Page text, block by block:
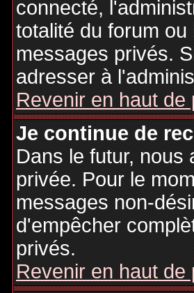
connecté,
totalité du forum
messages privés.
adresser à
Revenir en haut de
Je continue de
Dans le futur, nous
privée. Pour le
messages non-
d'empêcher
privés.
Revenir en haut de